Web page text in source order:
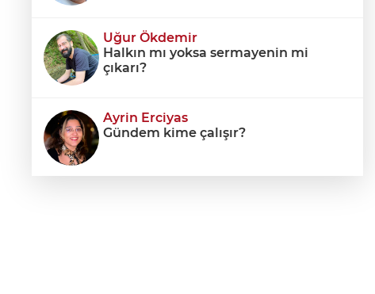
Uğur Ökdemir
Halkın mı yoksa sermayenin mi
çıkarı?
Ayrin Erciyas
Gündem kime çalışır?